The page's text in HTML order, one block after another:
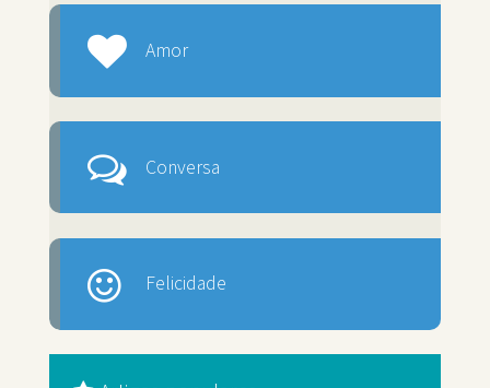
Amor
Conversa
Felicidade